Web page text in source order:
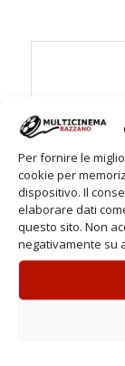
Per fornire le
cookie per
dispositivo. Il
elaborare dati
questo sito. Non
negativamente su
Feriali